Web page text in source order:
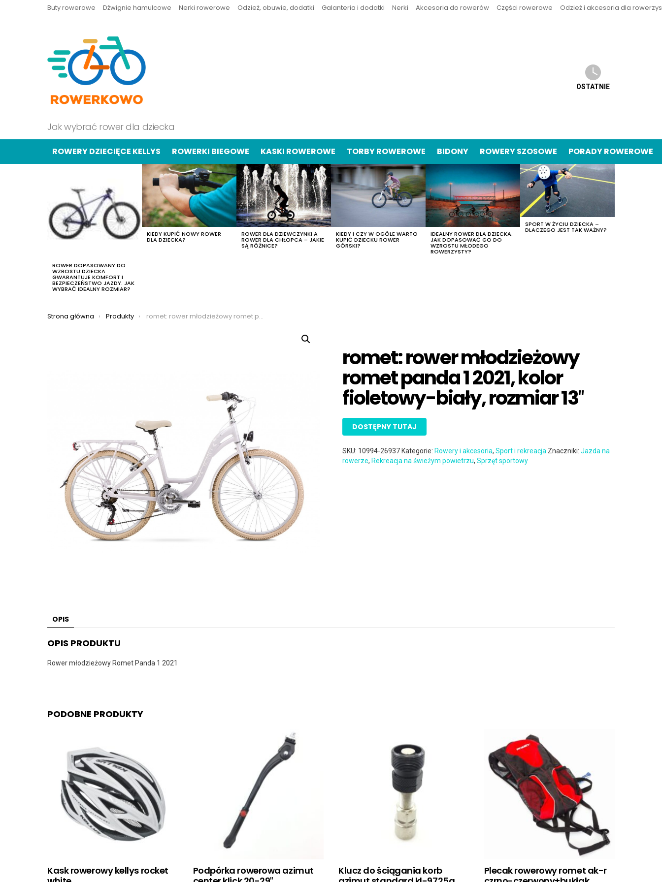
Buty rowerowe Dźwignie hamulcowe Nerki rowerowe Odzież, obuwie, dodatki Galanteria i dodatki Nerki Akcesoria do rowerów Części rowerowe Odzież i akcesoria dla
Jak wybrać rower dla dziecka
OSTATNIE
ROWERY DZIECIĘCE KELLYS ROWERKI BIEGOWE KASKI ROWEROWE TORBY ROWEROWE BIDONY ROWERY SZOSOWE PORADY ROWEROWE
ROWER DOPASOWANY DO
WZROSTU DZIECKA
GWARANTUJE KOMFORT I
BEZPIECZEŃSTWO JAZDY. JAK
WYBRAĆ IDEALNY ROZMIAR?
KIEDY KUPIĆ NOWY ROWER
DLA DZIECKA?
ROWER DLA DZIEWCZYNKI A
ROWER DLA CHŁOPCA – JAKIE
SĄ RÓŻNICE?
KIEDY I CZY W OGÓLE WARTO
KUPIĆ DZIECKU ROWER
GÓRSKI?
IDEALNY ROWER DLA DZIECKA:
JAK DOPASOWAĆ GO DO
WZROSTU MŁODEGO
ROWERZYSTY?
SPORT W ŻYCIU DZIECKA –
DLACZEGO JEST TAK WAŻNY?
Jesteś tutaj:
Strona główna Produkty romet: rower młodzieżowy romet panda 1 2021, kolor fioletowy-biały, rozmiar 13″
romet: rower młodzieżowy
romet panda 1 2021, kolor
fioletowy-biały, rozmiar 13″
DOSTĘPNY TUTAJ
SKU: 10994-26937 Kategorie: Rowery i akcesoria,Sport i rekreacja Znaczniki:Jazda na
rowerze, Rekreacja na świeżym powietrzu,Sprzęt sportowy
OPIS
OPIS PRODUKTU
Rower młodzieżowy Romet Panda 1 2021
PODOBNE PRODUKTY
Kask rowerowy kellys rocket
Podpórka rowerowa azimut
Klucz do ściągania korb
Plecak rowerowy romet ak-r